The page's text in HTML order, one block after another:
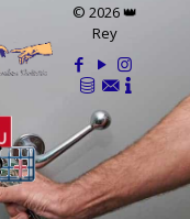
© 2026 👑
Rey